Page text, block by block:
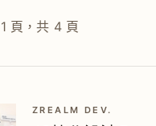
頁，共 4 頁
ZREALM DEV.